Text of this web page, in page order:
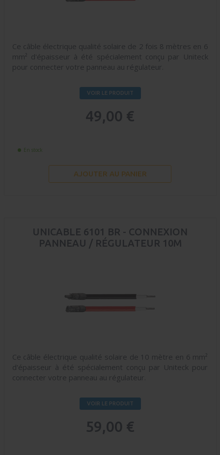
Ce câble électrique qualité solaire de 2 fois 8 mètres en 6
mm² d'épaisseur à été spécialement conçu par Uniteck
pour connecter votre panneau au régulateur.
VOIR LE PRODUIT
49,00 €
En stock
AJOUTER AU PANIER
UNICABLE 6101 BR - CONNEXION
PANNEAU / RÉGULATEUR 10M
Ce câble électrique qualité solaire de 10 mètre en 6 mm²
d'épaisseur à été spécialement conçu par Uniteck pour
connecter votre panneau au régulateur.
VOIR LE PRODUIT
59,00 €